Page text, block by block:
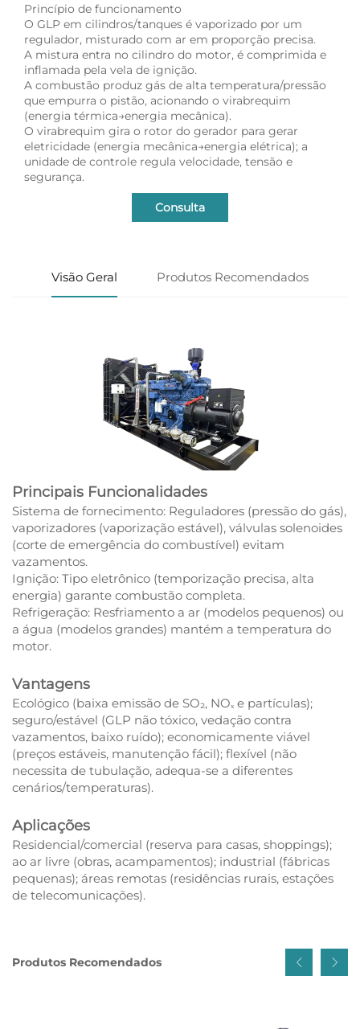
Princípio de funcionamento
O GLP em cilindros/tanques é vaporizado por um
regulador, misturado com ar em proporção precisa.
A mistura entra no cilindro do motor, é comprimida e
inflamada pela vela de ignição.
A combustão produz gás de alta temperatura/pressão
que empurra o pistão, acionando o virabrequim
(energia térmica→energia mecânica).
O virabrequim gira o rotor do gerador para gerar
eletricidade (energia mecânica→energia elétrica); a
unidade de controle regula velocidade, tensão e
segurança.
Consulta
Visão Geral Produtos Recomendados
Principais Funcionalidades
Sistema de fornecimento: Reguladores (pressão do gás),
vaporizadores (vaporização estável), válvulas solenoides
(corte de emergência do combustível) evitam
vazamentos.
Ignição: Tipo eletrônico (temporização precisa, alta
energia) garante combustão completa.
Refrigeração: Resfriamento a ar (modelos pequenos) ou
a água (modelos grandes) mantém a temperatura do
motor.
Vantagens
Ecológico (baixa emissão de SO₂, NOₓ e partículas);
seguro/estável (GLP não tóxico, vedação contra
vazamentos, baixo ruído); economicamente viável
(preços estáveis, manutenção fácil); flexível (não
necessita de tubulação, adequa-se a diferentes
cenários/temperaturas).
Aplicações
Residencial/comercial (reserva para casas, shoppings);
ao ar livre (obras, acampamentos); industrial (fábricas
pequenas); áreas remotas (residências rurais, estações
de telecomunicações).
Produtos Recomendados